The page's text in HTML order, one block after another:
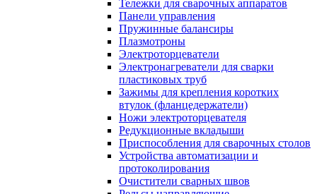
Тележки для сварочных аппаратов
Панели управления
Пружинные балансиры
Плазмотроны
Электроторцеватели
Электронагреватели для сварки
пластиковых труб
Зажимы для крепления коротких
втулок (фланцедержатели)
Ножи электроторцевателя
Редукционные вкладыши
Приспособления для сварочных столов
Устройства автоматизации и
протоколирования
Очистители сварных швов